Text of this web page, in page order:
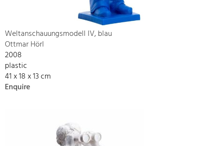
Weltanschauungsmodell IV, blau
Ottmar Hörl
2008
plastic
41 x 18 x 13 cm
Enquire